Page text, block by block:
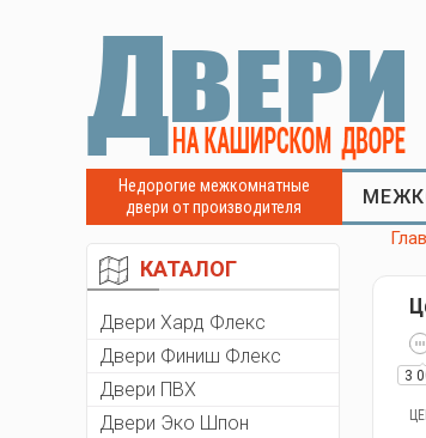
Недорогие межкомнатные
двери от производителя
КАТАЛОГ
Двери Хард Флекс
Двери Финиш Флекс
Двери ПВХ
Двери Эко Шпон
3